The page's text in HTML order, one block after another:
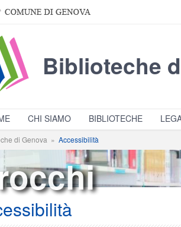
Biblioteche
CHI SIAMO BIBLIOTECHE
di Genova » Accessibilità